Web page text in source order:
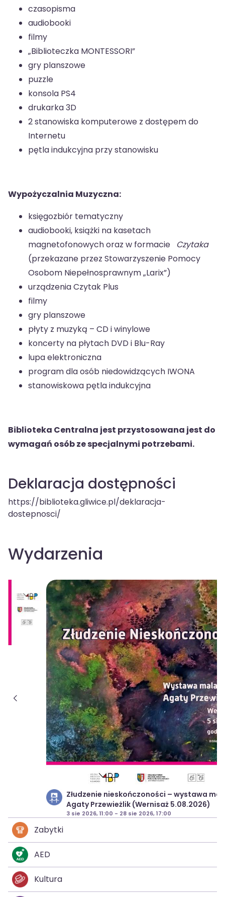
czasopisma
audiobooki
filmy
„Biblioteczka MONTESSORI”
gry planszowe
puzzle
konsola PS4
drukarka 3D
2 stanowiska komputerowe z dostępem do
Internetu
pętla indukcyjna przy stanowisku
Wypożyczalnia Muzyczna:
księgozbiór tematyczny
audiobooki, książki na kasetach
magnetofonowych oraz w formacie Czytaka
(przekazane przez Stowarzyszenie Pomocy
Osobom Niepełnosprawnym „Larix”)
urządzenia Czytak Plus
filmy
gry planszowe
płyty z muzyką – CD i winylowe
koncerty na płytach DVD i Blu-Ray
lupa elektroniczna
program dla osób niedowidzących IWONA
stanowiskowa pętla indukcyjna
Biblioteka Centralna jest przystosowana jest do
wymagań osób ze specjalnymi potrzebami.
Deklaracja dostępności
https://biblioteka.gliwice.pl/deklaracja-
dostepnosci/
Wydarzenia
Złudzenie nieskończoności – wystawa malarska
Agaty Przewieżlik (Wernisaż 5.08.2026)
3 sie 2026, 11:00 - 28 sie 2026, 17:00
Zabytki
AED
Kultura